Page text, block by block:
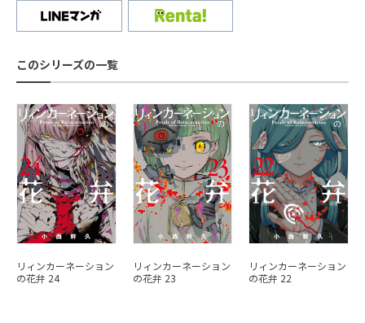
このシリーズの一覧
リィンカーネーション
の花弁 24
リィンカーネーション
の花弁 23
リィンカーネーション
の花弁 22